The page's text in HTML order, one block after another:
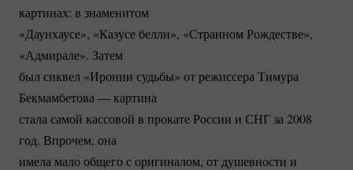
картинах: в знаменитом
«Даунхаусе», «Казусе белли», «Странном Рождестве»,
«Адмирале». Затем
был сиквел «Иронии судьбы» от режиссера Тимура
Бекмамбетова — картина
стала самой кассовой в прокате России и СНГ за 2008
год. Впрочем, она
имела мало общего с оригиналом, от душевности и